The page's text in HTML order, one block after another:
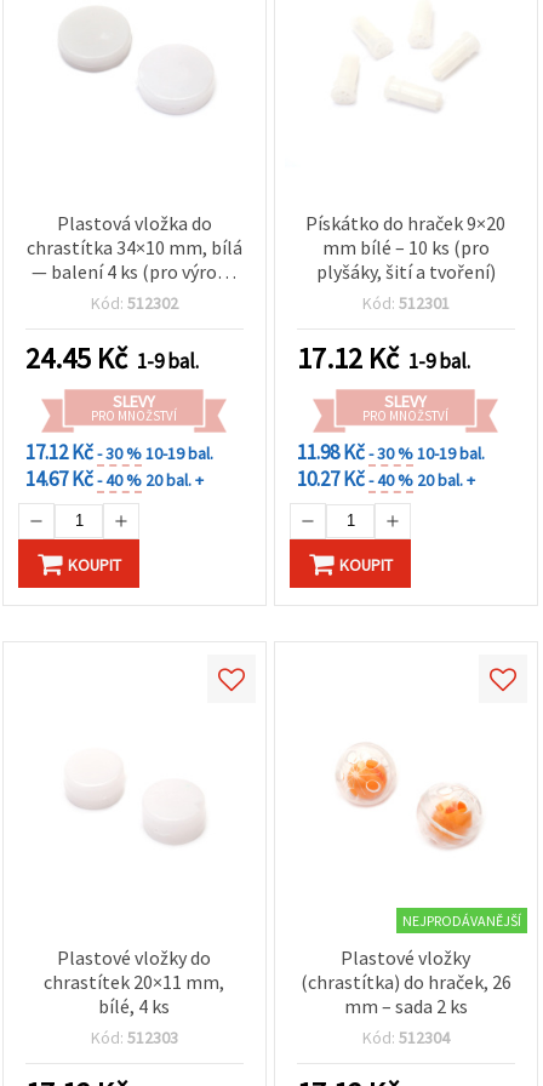
Plastová vložka do
chrastítka 34×10 mm, bílá
— balení 4 ks (pro výrobu
hraček a kreativní tvoření)
Kód: 512302
24.45 Kč 1-9 bal.
SLEVY
PRO MNOŽSTVÍ
17.12 Kč- 30 %10-19 bal.
14.67 Kč- 40 % 20 bal. +
KOUPIT
Pískátko do hraček 9×20
mm bílé – 10 ks (pro
plyšáky, šití a tvoření)
Kód: 512301
17.12 Kč 1-9 bal.
SLEVY
PRO MNOŽSTVÍ
11.98 Kč- 30 %10-19 bal.
10.27 Kč- 40 % 20 bal. +
KOUPIT
Plastové vložky do
chrastítek 20×11 mm,
bílé, 4 ks
Kód: 512303
NEJPRODÁVANĚJŠÍ
Plastové vložky
(chrastítka) do hraček, 26
mm – sada 2 ks
Kód: 512304